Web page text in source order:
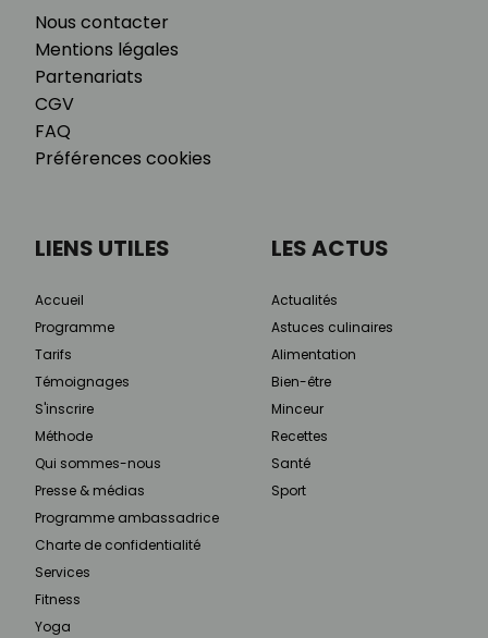
Nous contacter
Mentions légales
Partenariats
CGV
FAQ
Préférences cookies
LIENS UTILES
Accueil
Programme
Tarifs
Témoignages
S'inscrire
Méthode
Qui sommes-nous
Presse & médias
Programme ambassadrice
Charte de confidentialité
Services
Fitness
Yoga
LES ACTUS
Actualités
Astuces culinaires
Alimentation
Bien-être
Minceur
Recettes
Santé
Sport